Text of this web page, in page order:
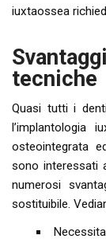
iuxtaossea
tecniche
Quasi tutti i
l’implantologia
osteointegrata
sono interessati
numerosi
sostituibile.